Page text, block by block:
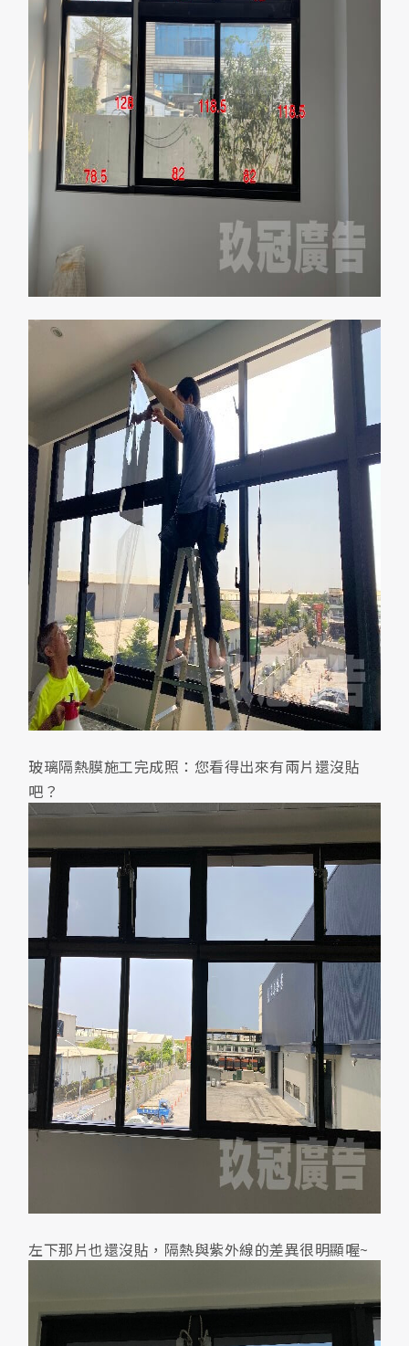
玻璃隔熱膜施工完成照：您看得出來有兩片還沒貼
吧？
左下那片也還沒貼，隔熱與紫外線的差異很明顯喔~